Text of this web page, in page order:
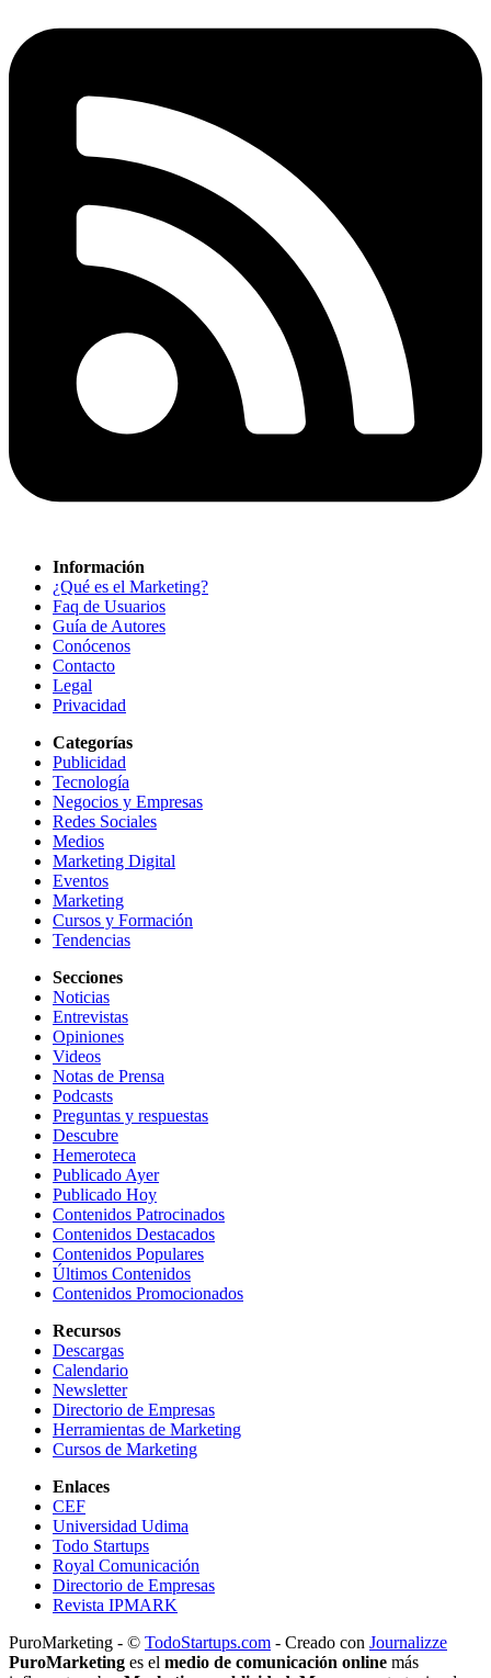
Información
¿Qué es el Marketing?
Faq de Usuarios
Guía de Autores
Conócenos
Contacto
Legal
Privacidad
Categorías
Publicidad
Tecnología
Negocios y Empresas
Redes Sociales
Medios
Marketing Digital
Eventos
Marketing
Cursos y Formación
Tendencias
Secciones
Noticias
Entrevistas
Opiniones
Videos
Notas de Prensa
Podcasts
Preguntas y respuestas
Descubre
Hemeroteca
Publicado Ayer
Publicado Hoy
Contenidos Patrocinados
Contenidos Destacados
Contenidos Populares
Últimos Contenidos
Contenidos Promocionados
Recursos
Descargas
Calendario
Newsletter
Directorio de Empresas
Herramientas de Marketing
Cursos de Marketing
Enlaces
CEF
Universidad Udima
Todo Startups
Royal Comunicación
Directorio de Empresas
Revista IPMARK
PuroMarketing - © TodoStartups.com - Creado con Journalizze
PuroMarketing es el medio de comunicación online más